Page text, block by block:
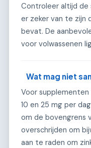
Controleer altijd de
er zeker van te zijn
bevat. De
voor volwassenen
Wat mag niet
Voor
10 en 25 mg per
om de bovengrens
overschrijden om
aan te raden om